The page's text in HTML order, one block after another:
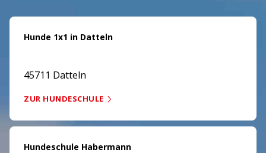
Hunde 1x1 in Datteln
45711 Datteln
ZUR HUNDESCHULE
Hundeschule Habermann